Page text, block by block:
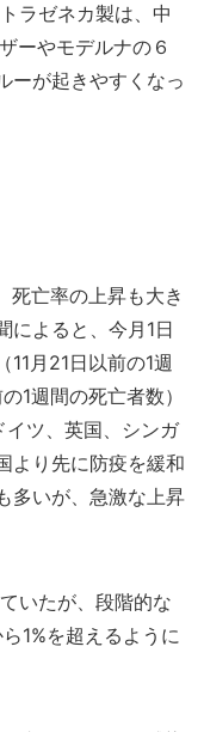
ラゼネカ製は、中
ーやモデルナの６
ーが起きやすくなっ
亡率の上昇も大き
によると、今月1日
月21日以前の1週
1週間の死亡者数）
イツ、英国、シンガ
より先に防疫を緩和
多いが、急激な上昇
いたが、段階的な
1%を超えるように